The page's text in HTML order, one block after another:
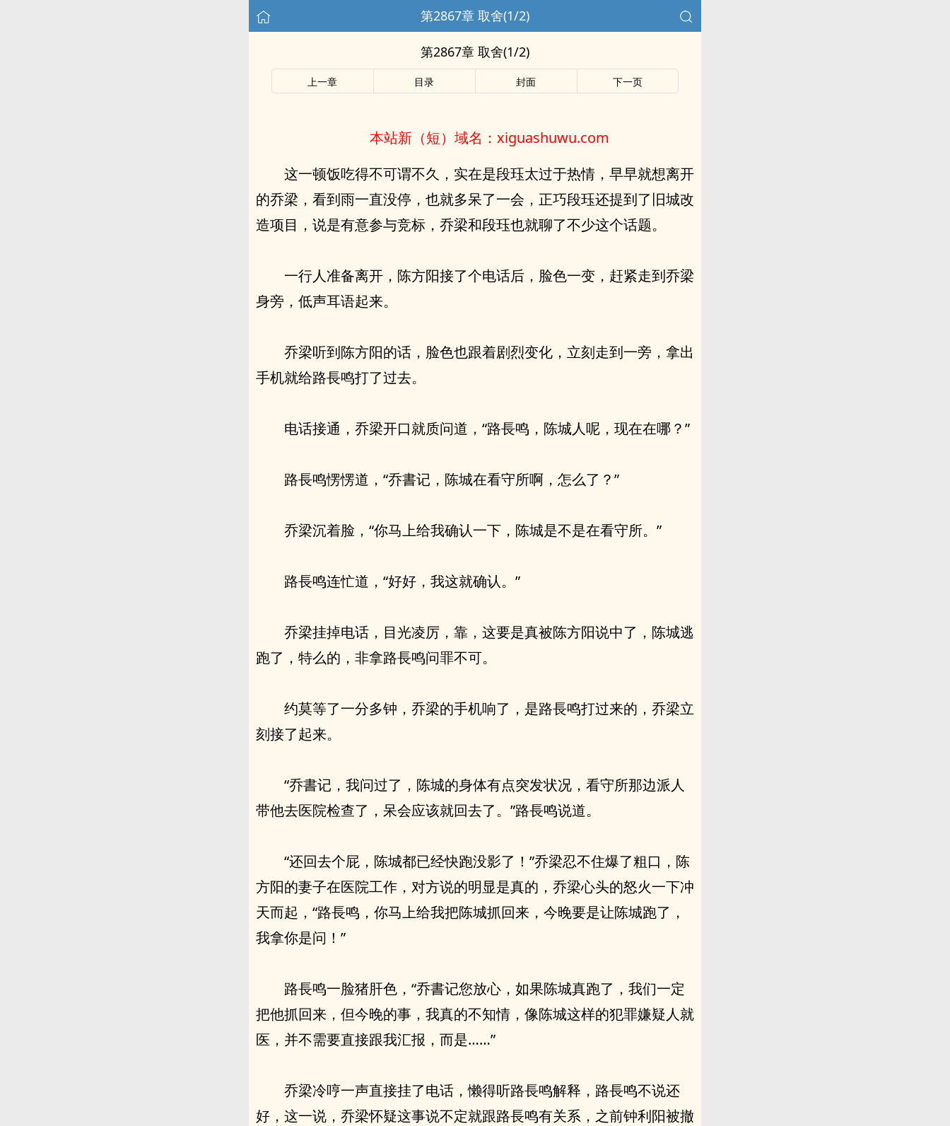
第2867章 取舍(1/2)
第2867章 取舍(1/2)
上一章 目录 封面 下一页
本站新（短）域名：xiguashuwu.com
这一顿饭吃得不可谓不久，实在是段珏太过于热情，早早就想离开
的乔梁，看到雨一直没停，也就多呆了一会，正巧段珏还提到了旧城改
造项目，说是有意参与竞标，乔梁和段珏也就聊了不少这个话题。
一行人准备离开，陈方阳接了个电话后，脸色一变，赶紧走到乔梁
身旁，低声耳语起来。
乔梁听到陈方阳的话，脸色也跟着剧烈变化，立刻走到一旁，拿出
手机就给路長鸣打了过去。
电话接通，乔梁开口就质问道，“路長鸣，陈城人呢，现在在哪？”
路長鸣愣愣道，“乔書记，陈城在看守所啊，怎么了？”
乔梁沉着脸，“你马上给我确认一下，陈城是不是在看守所。”
路長鸣连忙道，“好好，我这就确认。”
乔梁挂掉电话，目光凌厉，靠，这要是真被陈方阳说中了，陈城逃
跑了，特么的，非拿路長鸣问罪不可。
约莫等了一分多钟，乔梁的手机响了，是路長鸣打过来的，乔梁立
刻接了起来。
“乔書记，我问过了，陈城的身体有点突发状况，看守所那边派人
带他去医院检查了，呆会应该就回去了。”路長鸣说道。
“还回去个屁，陈城都已经快跑没影了！”乔梁忍不住爆了粗口，陈
方阳的妻子在医院工作，对方说的明显是真的，乔梁心头的怒火一下冲
天而起，“路長鸣，你马上给我把陈城抓回来，今晚要是让陈城跑了，
我拿你是问！”
路長鸣一脸猪肝色，“乔書记您放心，如果陈城真跑了，我们一定
把他抓回来，但今晚的事，我真的不知情，像陈城这样的犯罪嫌疑人就
医，并不需要直接跟我汇报，而是……”
乔梁冷哼一声直接挂了电话，懒得听路長鸣解释，路長鸣不说还
好，这一说，乔梁怀疑这事说不定就跟路長鸣有关系，之前钟利阳被撤